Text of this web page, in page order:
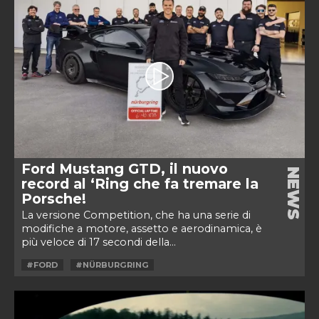
Ford Mustang GTD, il nuovo
record al ‘Ring che fa tremare la
Porsche!
La versione Competition, che ha una serie di
modifiche a motore, assetto e aerodinamica, è
più veloce di 17 secondi della...
NEWS
#FORD #NÜRBURGRING